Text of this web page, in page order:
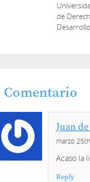
de
Comentario
Juan
marzo
Acaso la
Reply